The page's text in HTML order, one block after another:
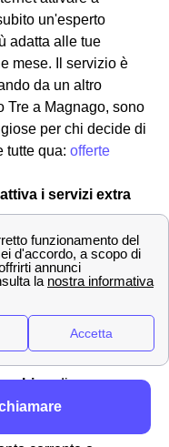
un'esperto
adatta alle tue
mese. Il servizio è
da un altro
Tre a Magnago, sono
per chi decide di
tutte qua: offerte
i servizi extra
a Magnago
troppo basso o
Per effettuare una
di